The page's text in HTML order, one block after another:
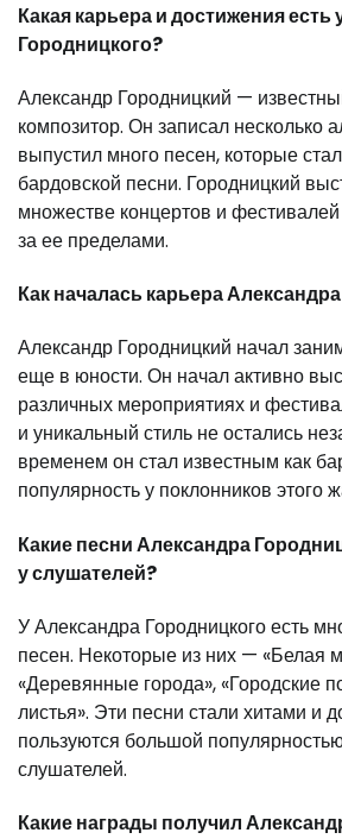
Какая карьера и достижения есть
Городницкого?
Александр Городницкий —
композитор. Он записал несколько
выпустил много песен, которые
бардовской песни. Городницкий
множестве концертов и
за ее пределами.
Как началась карьера
Александр Городницкий начал
еще в юности. Он начал активно
различных мероприятиях и
и уникальный стиль не остались
временем он стал известным как
популярность у поклонников этого
Какие песни Александра
у слушателей?
У Александра Городницкого есть
песен. Некоторые из них — «Белая
«Деревянные города», «Городские
листья». Эти песни стали хитами и
пользуются большой
слушателей.
Какие награды получил